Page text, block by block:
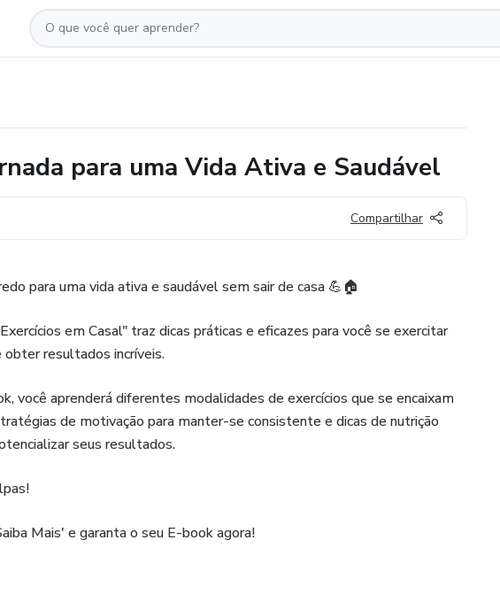
para uma Vida Ativa e Saudável
Compartilhar
para uma vida ativa e saudável sem sair de casa 💪🏠
em Casal" traz dicas práticas e eficazes para você se exercitar
obter resultados incríveis.
você aprenderá diferentes modalidades de exercícios que se encaixam
de motivação para manter-se consistente e dicas de nutrição
seus resultados.
Mais' e garanta o seu E-book agora!